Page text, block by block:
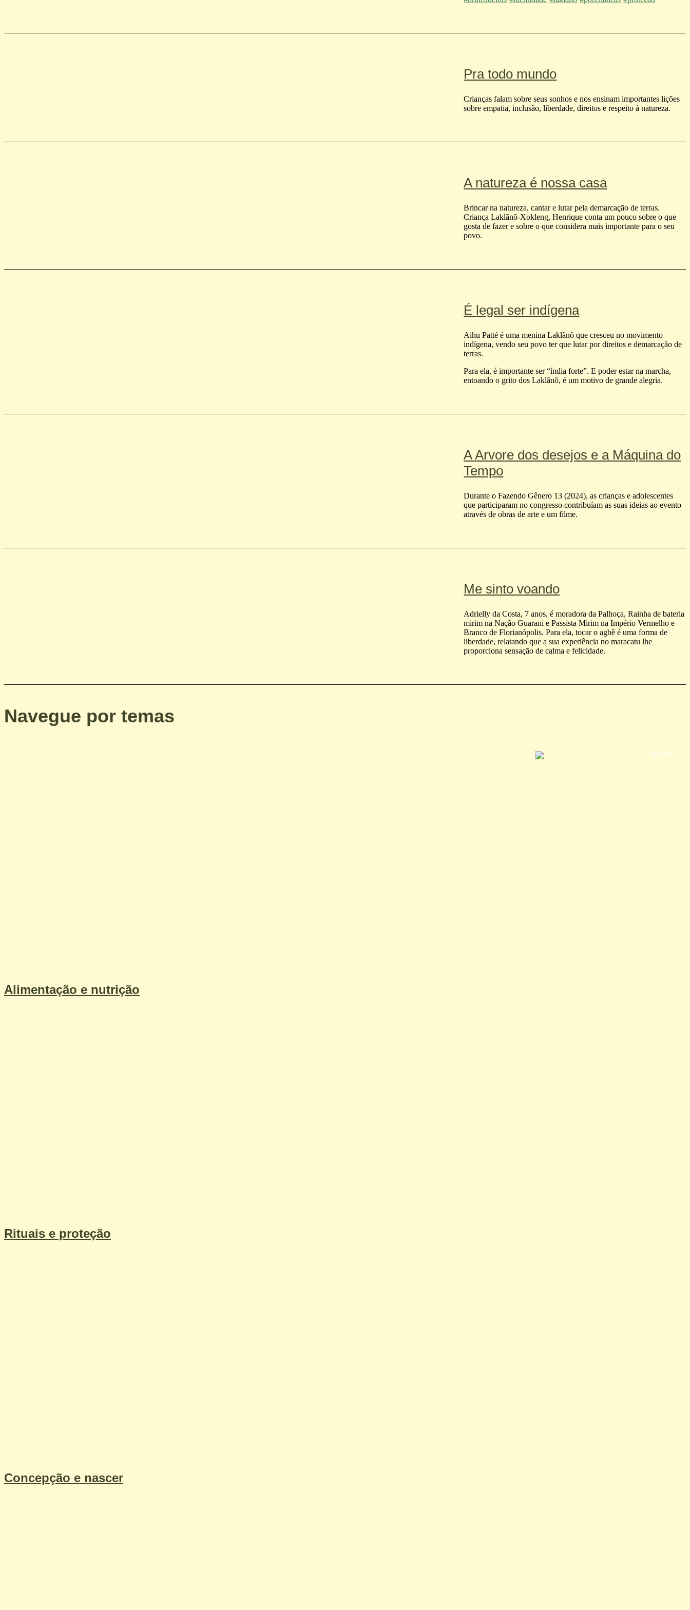
Pra todo mundo
Crianças falam sobre seus sonhos e nos ensinam importantes lições
sobre empatia, inclusão, liberdade, direitos e respeito à natureza.
A natureza é nossa casa
Brincar na natureza, cantar e lutar pela demarcação de terras.
Criança La klãnõ-Xokleng, Henrique conta um pouco sobre o que
gosta de fazer e sobre o que considera mais importante para o seu
povo.
É legal ser indígena
Aihu Patté é uma menina Laklãnõ que cresceu no movimento
indígena, vendo seu povo ter que lutar por direitos e demarcação de
terras.
Para ela, é importante ser “índia forte”. E poder estar na marcha,
entoando o grito dos Lakl ãnõ, é um motivo de grande alegria.
A Arvore dos desejos e a Máquina do
Tempo
Durante o Fazendo Gênero 13 (2024), as crianças e adolescentes
que participaram no congresso contribuíam as suas ideias ao evento
através de obras de arte e um filme.
Me sinto voando
Adrielly da Costa, 7 anos, é moradora da Palhoça, Rainha de bateria
mirim na Nação Guarani e Passista Mirim na Império Vermelho e
Branco de Florianópolis. Para ela, tocar o agbê é uma forma de
liberdade, relatando que a sua experiência no maracatu lhe
proporciona sensação de calma e felicidade.
Navegue por temas
Alimentação e nutrição
Rituais e proteção
Concepção e nascer